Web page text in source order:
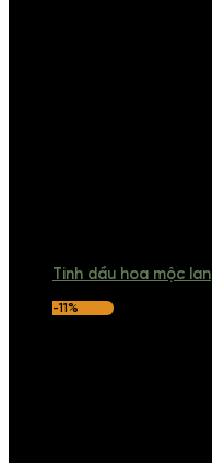
Tinh dầu hoa mộc lan
-11%